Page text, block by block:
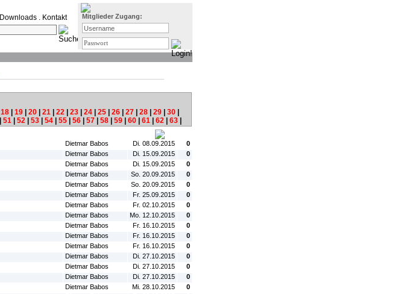
Downloads . Kontakt Mitglieder Zugang:
18 19 20 21 22 23 24 25 26 27 28 29 30
51 52 53 54 55 56 57 58 59 60 61 62 63
Dietmar Babos Di. 08.09.2015
0
Dietmar Babos Di. 15.09.2015
0
Dietmar Babos Di. 15.09.2015
0
Dietmar Babos So. 20.09.2015
0
Dietmar Babos So. 20.09.2015
0
Dietmar Babos Fr. 25.09.2015
0
Dietmar Babos Fr. 02.10.2015
0
Dietmar Babos Mo. 12.10.2015
0
Dietmar Babos Fr. 16.10.2015
0
Dietmar Babos Fr. 16.10.2015
0
Dietmar Babos Fr. 16.10.2015
0
Dietmar Babos Di. 27.10.2015
0
Dietmar Babos Di. 27.10.2015
0
Dietmar Babos Di. 27.10.2015
0
Dietmar Babos Mi. 28.10.2015
0